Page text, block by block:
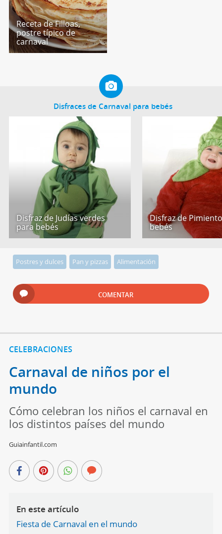
Receta de Filloas,
postre típico de
carnaval
Disfraces de Carnaval para bebés
Disfraz de Judías verdes
para bebés
Disfraz de
bebés
Postres y dulces Pan y pizzas Alimentación
COMENTAR
CELEBRACIONES
Carnaval de niños por el
mundo
Cómo celebran los niños el carnaval en
los distintos países del mundo
Guiainfantil.com
En este artículo
Fiesta de Carnaval en el mundo